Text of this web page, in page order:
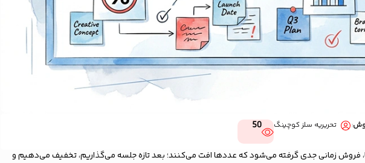
تحریریه سلز کوچینگ 50
فروش زمانی جدی گرفته می‌شود که عددها افت می‌کنند؛ بعد تازه جلسه می‌گذاریم، تخفیف می‌دهیم و